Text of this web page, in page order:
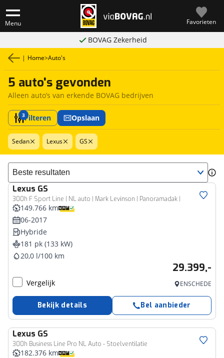
Menu Favorieten
BOVAG Zekerheid
| Home>Auto's
5 auto's gevonden
Alleen auto’s van erkende BOVAG bedrijven
3Filteren Opslaan
Sedan Lexus GS
Sorteer resultaten
Lexus GS
300h F Sport Line | NL auto | Mark Levinson | Panoramadak |
149.766 km
06-2017
Hybride
181 pk (133 kW)
20,0 l/100 km
29.399,-
Vergelijk ENSCHEDE
Bekijk details Bel aanbieder
Lexus GS
300h Business Line Pro NL Auto - Stoelventilatie
182.376 km